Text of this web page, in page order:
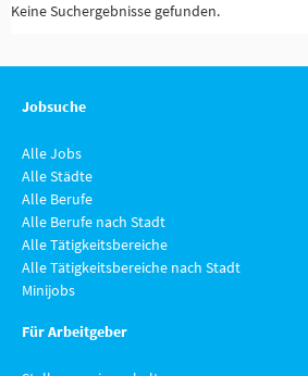
Keine Suchergebnisse gefunden.
Jobsuche
Alle Jobs
Alle Städte
Alle Berufe
Alle Berufe nach Stadt
Alle Tätigkeitsbereiche
Alle Tätigkeitsbereiche nach Stadt
Minijobs
Für Arbeitgeber